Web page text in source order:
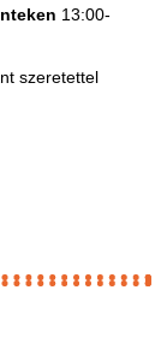
13:00-
szeretettel